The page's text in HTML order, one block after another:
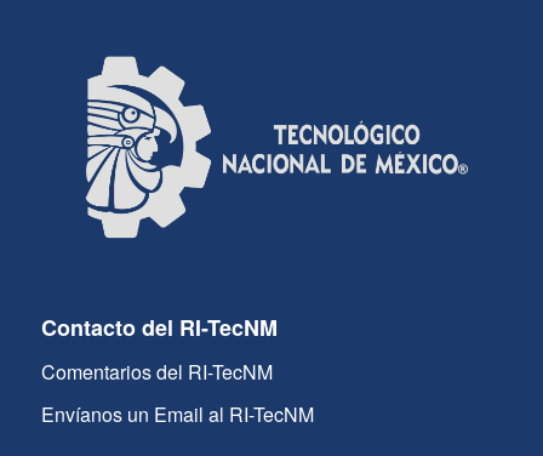
Contacto del RI-TecNM
Comentarios del RI-TecNM
Envíanos un Email al RI-TecNM